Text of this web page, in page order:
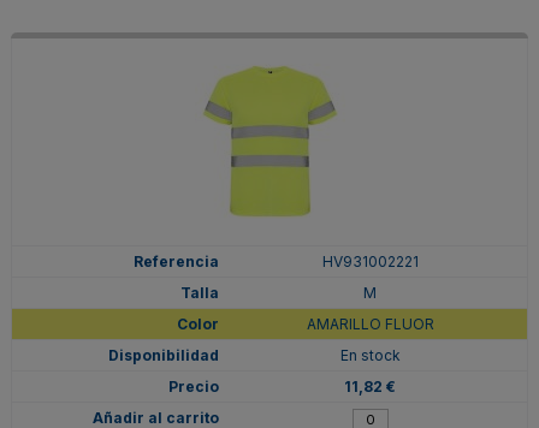
HV931002221
M
AMARILLO FLUOR
En stock
11,82 €